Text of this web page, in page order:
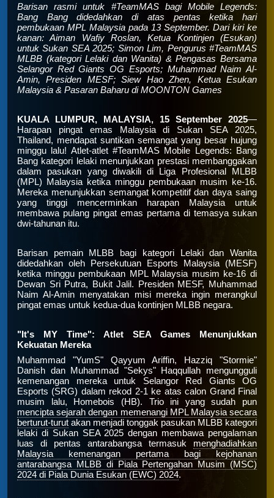
Barisan rasmi untuk #TeamMAS bagi Mobile Legends:
Bang Bang didedahkan di atas pentas ketika hari
pembukaan MPL Malaysia pada 13 September. Dari kiri ke
kanan: Aiman Wafiy Roslan, Ketua Kontinjen (Esukan)
untuk Sukan SEA 2025; Simon Lim, Pengurus #TeamMAS
MLBB (kategori Lelaki dan Wanita) & Pengasas Bersama
Selangor Red Giants OG Esports; Muhammad Naim Al-
Amin, Presiden MESF; Siew Hao Zhen, Ketua Esukan
Malaysia & Pasaran Baharu di MOONTON Games
KUALA LUMPUR, MALAYSIA, 15 September 2025—
Harapan pingat emas Malaysia di Sukan SEA 2025,
Thailand, mendapat suntikan semangat yang besar hujung
minggu lalu! Atlet-atlet #TeamMAS Mobile Legends: Bang
Bang kategori lelaki menunjukkan prestasi membanggakan
dalam pasukan yang diwakili di Liga Profesional MLBB
(MPL) Malaysia ketika minggu pembukaan musim ke-16.
Mereka menunjukkan semangat kompetitif dan daya saing
yang tinggi mencerminkan harapan Malaysia untuk
membawa pulang pingat emas pertama di temasya sukan
dwi-tahunan itu.
Barisan pemain MLBB bagi kategori Lelaki dan Wanita
didedahkan oleh Persekutuan Esports Malaysia (MESF)
ketika minggu pembukaan MPL Malaysia musim ke-16 di
Dewan Sri Putra, Bukit Jalil. Presiden MESF, Muhammad
Naim Al-Amin menyatakan misi mereka ingin merangkul
pingat emas untuk kedua-dua kontinjen MLBB negara.
"It's MY Time": Atlet SEA Games Menunjukkan
Kekuatan Mereka
Muhammad "YumS" Qayyum Ariffin, Hazziq "Stormie"
Danish dan Muhammad "Sekys" Haqqullah mengungguli
kemenangan mereka untuk Selangor Red Giants OG
Esports (SRG) dalam rekod 2-1 ke atas calon Grand Final
musim lalu, Homebois (HB). Trio ini yang sudah pun
mencipta sejarah dengan memenangi MPL Malaysia secara
berturut-turut akan menjadi tonggak pasukan MLBB kategori
lelaki di Sukan SEA 2025 dengan membawa pengalaman
luas di pentas antarabangsa termasuk menghadiahkan
Malaysia kemenangan pertama bagi kejohanan
antarabangsa MLBB di Piala Pertengahan Musim (MSC)
2024 di Piala Dunia Esukan (EWC) 2024.